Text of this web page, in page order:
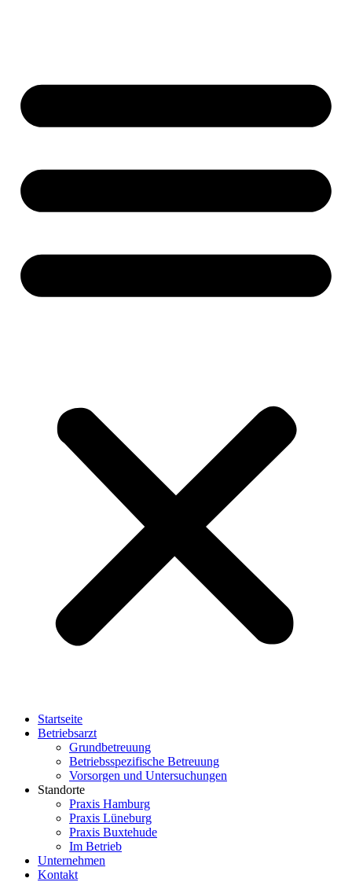
Startseite
Betriebsarzt
Grundbetreuung
Betriebsspezifische Betreuung
Vorsorgen und Untersuchungen
Standorte
Praxis Hamburg
Praxis Lüneburg
Praxis Buxtehude
Im Betrieb
Unternehmen
Kontakt